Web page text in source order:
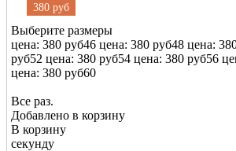
380 руб
Выберите размеры
цена: 380 руб46 цена: 380 руб48 цена:
руб52 цена: 380 руб54 цена: 380 руб56
цена: 380 руб60
Все раз.
Добавлено в корзину
В корзину
секунду